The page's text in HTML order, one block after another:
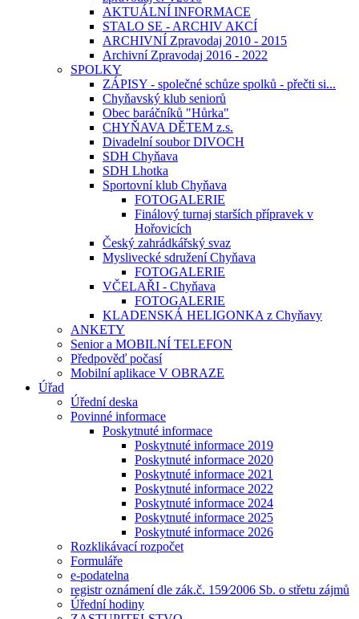
AKTUÁLNÍ INFORMACE
STALO SE - ARCHIV AKCÍ
ARCHIVNÍ Zpravodaj 2010 - 2015
Archivní Zpravodaj 2016 - 2022
SPOLKY
ZÁPISY - společné schůze spolků - přečti si...
Chyňavský klub seniorů
Obec baráčníků "Hůrka"
CHYŇAVA DĚTEM z.s.
Divadelní soubor DIVOCH
SDH Chyňava
SDH Lhotka
Sportovní klub Chyňava
FOTOGALERIE
Finálový turnaj starších přípravek v
Hořovicích
Český zahrádkářský svaz
Myslivecké sdružení Chyňava
FOTOGALERIE
VČELAŘI - Chyňava
FOTOGALERIE
KLADENSKÁ HELIGONKA z Chyňavy
ANKETY
Senior a MOBILNÍ TELEFON
Předpověď počasí
Mobilní aplikace V OBRAZE
Úřad
Úřední deska
Povinné informace
Poskytnuté informace
Poskytnuté informace 2019
Poskytnuté informace 2020
Poskytnuté informace 2021
Poskytnuté informace 2022
Poskytnuté informace 2024
Poskytnuté informace 2025
Poskytnuté informace 2026
Rozklikávací rozpočet
Formuláře
e-podatelna
registr oznámení dle zák.č. 159⁄2006 Sb. o střetu zájmů
Úřední hodiny